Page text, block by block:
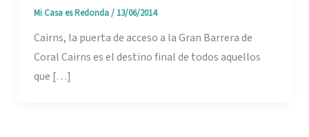
Mi Casa es Redonda/ 13/06/2014
Cairns, la puerta de acceso a la Gran Barrera de
Coral Cairns es el destino final de todos aquellos
que […]